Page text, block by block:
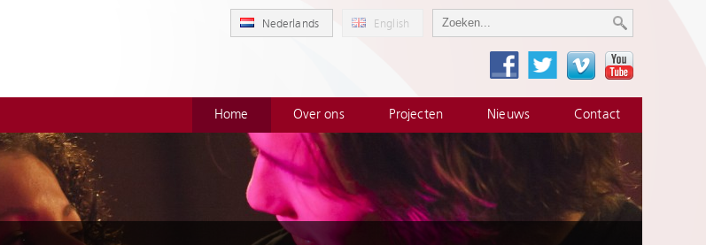
Home Over ons Projecten Nieuws Contact
Nederlands English